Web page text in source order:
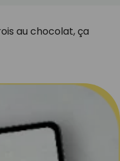
au chocolat, ça